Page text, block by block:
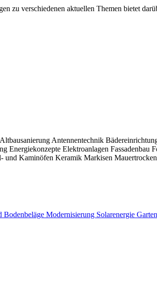
zu verschiedenen aktuellen Themen bietet
Altbausanierung Antennentechnik
Energiekonzepte Elektroanlagen Fassadenbau
und Kaminöfen Keramik Markisen
Bodenbeläge Modernisierung Solarenergie